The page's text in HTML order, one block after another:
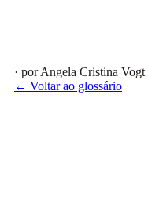
· por Angela Cristina Vogt
← Voltar ao glossário